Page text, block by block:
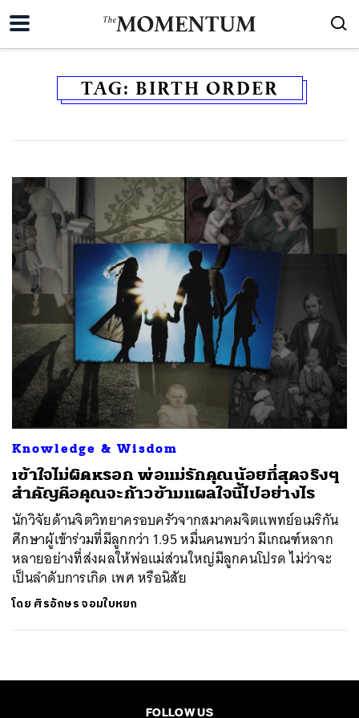
TAG: BIRTH ORDER
Knowledge & Wisdom
เข้าใจไม่ผิดหรอก พ่อแม่รักคุณน้อยที่สุดจริงๆ
สำคัญคือคุณจะก้าวข้ามแผลใจนี้ไปอย่างไร
นักวิจัยด้านจิตวิทยาครอบครัวจากสมาคมจิตแพทย์อเมริกัน
ศึกษาผู้เข้าร่วมที่มีลูกกว่า 1.95 หมื่นคนพบว่า มีเกณฑ์หลาก
หลายอย่างที่ส่งผลให้พ่อแม่ส่วนใหญ่มีลูกคนโปรด ไม่ว่าจะ
เป็นลำดับการเกิด เพศ หรือนิสัย
โดย ศิรอักษร จอมใบหยก
FOLLOW US
ค้นหา
SHARE TWEET LINE EMAIL